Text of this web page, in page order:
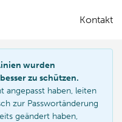
Kontakt
wurden
zu schützen.
angepasst haben, leiten
zur Passwortänderung
geändert haben,